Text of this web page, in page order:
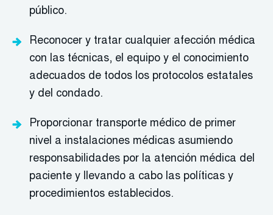
público.
Reconocer y tratar cualquier afección médica
con las técnicas, el equipo y el conocimiento
adecuados de todos los protocolos estatales
y del condado.
Proporcionar transporte médico de primer
nivel a instalaciones médicas asumiendo
responsabilidades por la atención médica del
paciente y llevando a cabo las políticas y
procedimientos establecidos.